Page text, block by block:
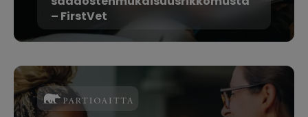
– FirstVet